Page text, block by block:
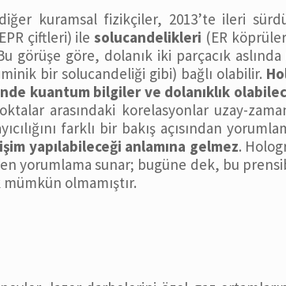
kuramsal fizikçiler, 2013’te ileri
çiftleri) ilesolucandelikleri (ER
görüşe göre, dolanık iki parçacık
(minik bir solucandeliği gibi) bağlı olabilir.
kuantum bilgiler ve dolanıklık
arasındaki korelasyonlar uzay-
farklı bir bakış açısından
yapılabileceği anlamına gelmez.
yorumlama sunar; bugüne dek, bu
mümkün olmamıştır.